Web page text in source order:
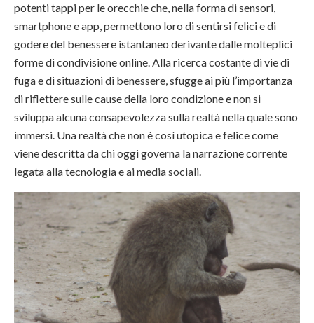
potenti tappi per le orecchie che, nella forma di sensori,
smartphone e app, permettono loro di sentirsi felici e di
godere del benessere istantaneo derivante dalle molteplici
forme di condivisione online. Alla ricerca costante di vie di
fuga e di situazioni di benessere, sfugge ai più l’importanza
di riflettere sulle cause della loro condizione e non si
sviluppa alcuna consapevolezza sulla realtà nella quale sono
immersi. Una realtà che non è così utopica e felice come
viene descritta da chi oggi governa la narrazione corrente
legata alla tecnologia e ai media sociali.